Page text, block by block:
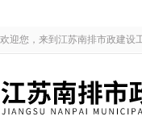
欢迎您，来到江苏南排市政建设